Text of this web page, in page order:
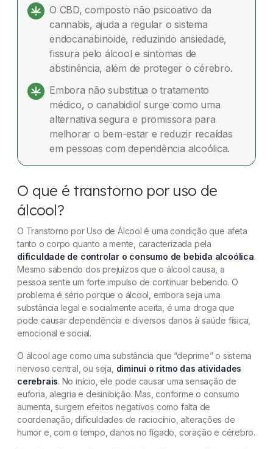
O CBD, composto não psicoativo da
cannabis, ajuda a regular o sistema
endocanabinoide, reduzindo ansiedade,
fissura pelo álcool e sintomas de
abstinência, além de proteger o cérebro.
Embora não substitua o tratamento
médico, o canabidiol surge como uma
alternativa segura e promissora para
melhorar o bem-estar e reduzir recaídas
em pessoas com dependência alcoólica.
O que é transtorno por uso de
álcool?
O Transtorno por Uso de Álcool é uma condição que afeta
tanto o corpo quanto a mente, caracterizada pela
dificuldade de controlar o consumo de bebida alcoólica.
Mesmo sabendo dos prejuízos que o álcool causa, a
pessoa sente um forte impulso de continuar bebendo. O
problema é sério porque o álcool, embora seja uma
substância legal e socialmente aceita, é uma droga que
pode causar dependência e diversos danos à saúde física,
emocional e social.
O álcool age como uma substância que “deprime” o sistema
nervoso central, ou seja, diminui o ritmo das atividades
cerebrais. No início, ele pode causar uma sensação de
euforia, alegria e desinibição. Mas, conforme o consumo
aumenta, surgem efeitos negativos como falta de
coordenação, dificuldades de raciocínio, alterações de
humor e, com o tempo, danos no fígado, coração e cérebro.